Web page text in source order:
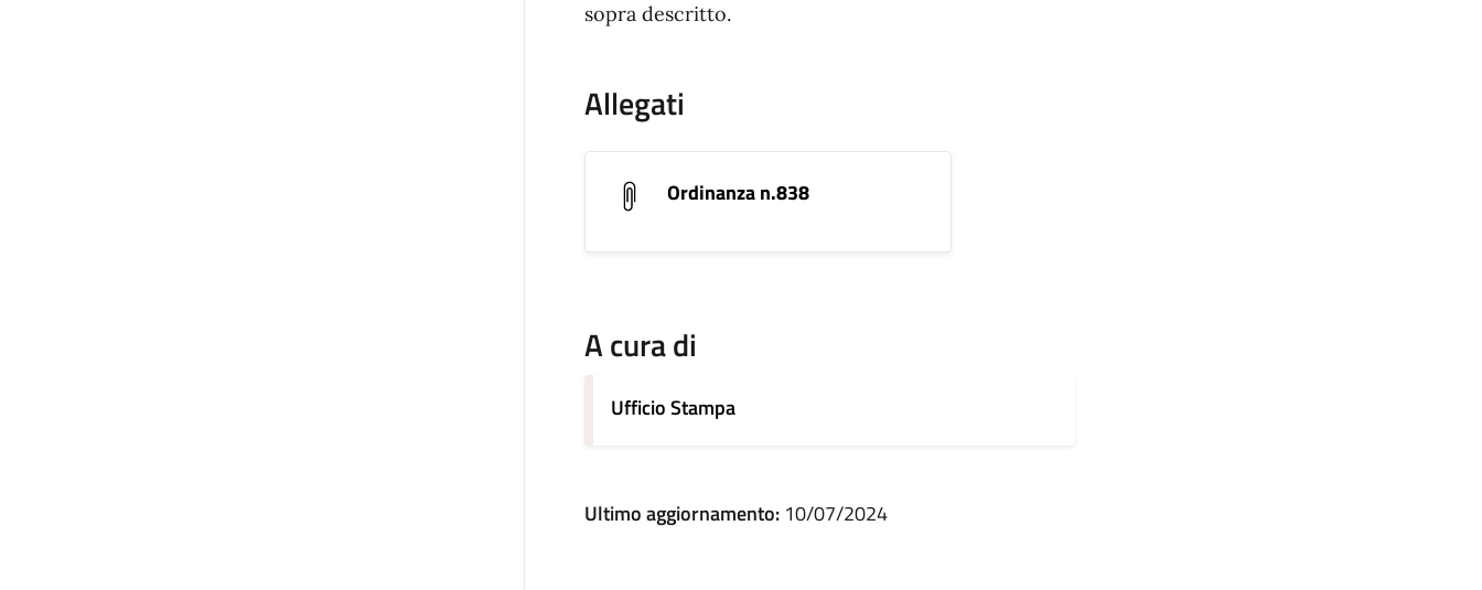
sopra descritto.
Allegati
Ordinanza n.838
A cura di
Ufficio Stampa
Ultimo aggiornamento: 10/07/2024